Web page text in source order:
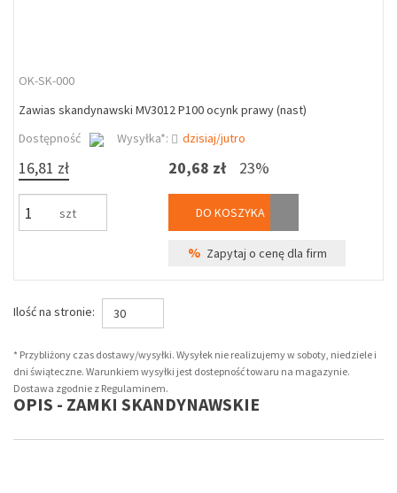
OK-SK-000
Zawias skandynawski MV3012 P100 ocynk prawy (nast)
Dostępność
Wysyłka*: dzisiaj/jutro
16,81 zł
szt
20,68 zł 23%
DO KOSZYKA
% Zapytaj o cenę dla firm
Ilość na stronie: 30
* Przybliżony czas dostawy/wysyłki. Wysyłek nie realizujemy w soboty, niedziele i
dni świąteczne. Warunkiem wysyłki jest dostepność towaru na magazynie.
Dostawa zgodnie z Regulaminem.
OPIS - ZAMKI SKANDYNAWSKIE